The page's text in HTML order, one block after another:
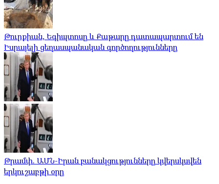
Թուրքիան, Եգիպտոսը և Քաթարը դատապարտում են
Իսրայելի ցեղասպանական գործողությունները
Թրամփ. ԱՄՆ-Իրան բանակցությունները կվերսկսվեն
երկուշաբթի օրը